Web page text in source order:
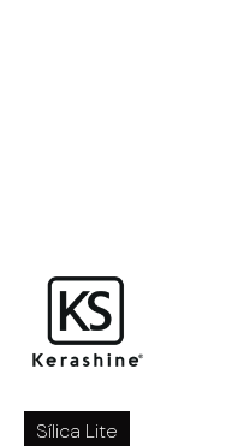
Sílica Lite